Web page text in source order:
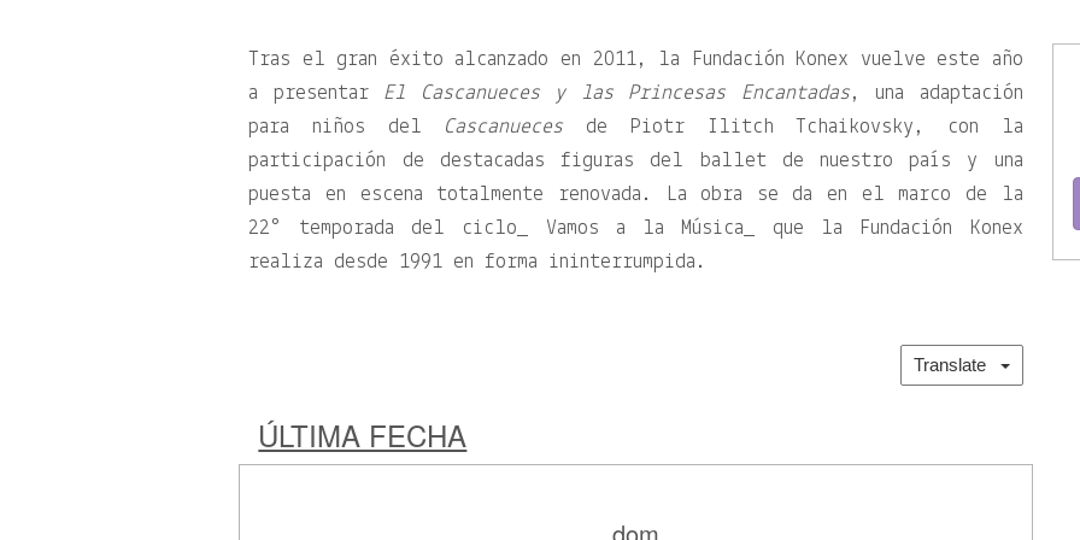
Tras el gran éxito alcanzado en 2011, la Fundación Konex vuelve este año
a presentar El Cascanueces y las Princesas Encantadas, una adaptación
para niños del Cascanueces de Piotr Ilitch Tchaikovsky, con la
participación de destacadas figuras del ballet de nuestro país y una
puesta en escena totalmente renovada. La obra se da en el marco de la
22° temporada del ciclo_ Vamos a la Música_ que la Fundación Konex
realiza desde 1991 en forma ininterrumpida.
Translate
ÚLTIMA FECHA